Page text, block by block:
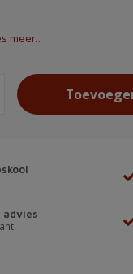
meer..
advies